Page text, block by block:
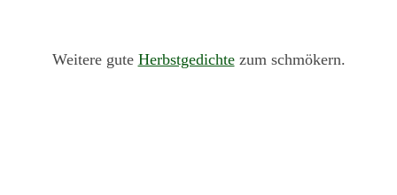
Weitere gute Herbstgedichtezum schmökern.